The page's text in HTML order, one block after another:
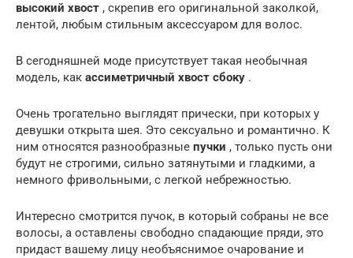
высокий хвост , скрепив его оригинальной заколкой,
лентой, любым стильным аксессуаром для волос.
В сегодняшней моде присутствует такая необычная
модель, как ассиметричный хвост сбоку .
Очень трогательно выглядят прически, при которых у
девушки открыта шея. Это сексуально и романтично. К
ним относятся разнообразные пучки , только пусть они
будут не строгими, сильно затянутыми и гладкими, а
немного фривольными, с легкой небрежностью.
Интересно смотрится пучок, в который собраны не все
волосы, а оставлены свободно спадающие пряди, это
придаст вашему лицу необъяснимое очарование и